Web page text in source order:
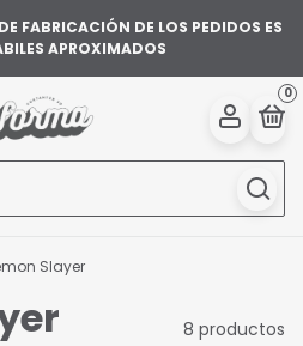
FABRICACIÓN DE LOS PEDIDOS ES
APROXIMADOS
0
Slayer
8 productos